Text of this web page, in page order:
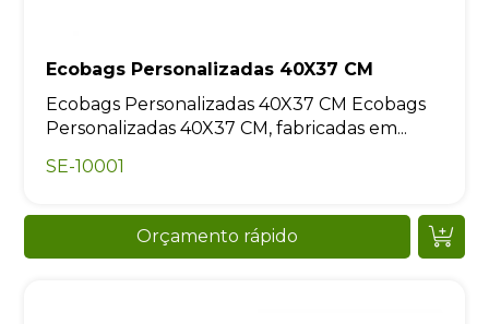
Ecobags Personalizadas 40X37 CM
Ecobags Personalizadas 40X37 CM Ecobags
Personalizadas 40X37 CM, fabricadas em...
SE-10001
Orçamento rápido